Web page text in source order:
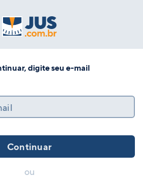
digite seu e-mail
Continuar
ou